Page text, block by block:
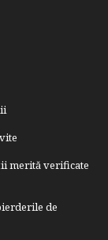
merită verificate
de